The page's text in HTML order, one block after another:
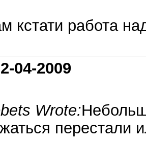
кстати работа
04-2009
Wrote:
перестали